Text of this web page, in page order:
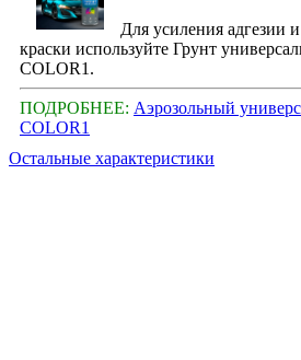
Для усиления адгезии
краски используйте Грунт
COLOR1.
ПОДРОБНЕЕ: Аэрозольный
COLOR1
Остальные характеристики